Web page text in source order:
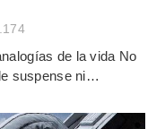
de la vida No
suspense ni…